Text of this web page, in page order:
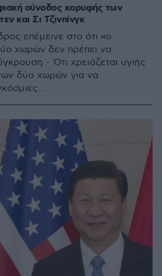
σύνοδος κορυφής των
και Σι Τζινπίνγκ
επέμεινε στο ότι «ο
χωρών δεν πρέπει να
- Ότι χρειάζεται υγιής
δύο χωρών για να